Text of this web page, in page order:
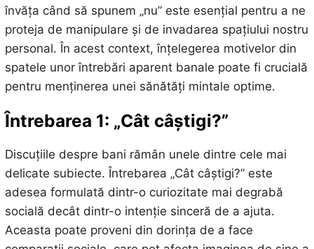
învăța când să spunem „nu” este esențial pentru a ne
proteja de manipulare și de invadarea spațiului nostru
personal. În acest context, înțelegerea motivelor din
spatele unor întrebări aparent banale poate fi crucială
pentru menținerea unei sănătăți mintale optime.
Întrebarea 1: „Cât câștigi?”
Discuțiile despre bani rămân unele dintre cele mai
delicate subiecte. Întrebarea „Cât câștigi?” este
adesea formulată dintr-o curiozitate mai degrabă
socială decât dintr-o intenție sinceră de a ajuta.
Aceasta poate proveni din dorința de a face